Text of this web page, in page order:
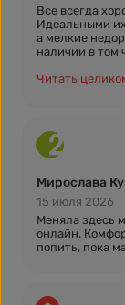
Все всегда
Идеальными
а мелкие
наличии в том
защиты
Читать
Мирослава
15 июля 2026
Меняла здесь
онлайн.
попить, пока